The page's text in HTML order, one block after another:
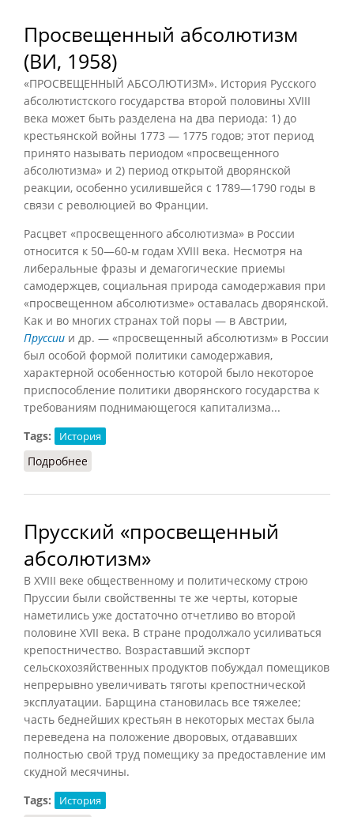
Просвещенный абсолютизм
(ВИ, 1958)
«ПРОСВЕЩЕННЫЙ АБСОЛЮТИЗМ». История Русского
абсолютистского государства второй половины XVIII
века может быть разделена на два периода: 1) до
крестьянской войны 1773 — 1775 годов; этот период
принято называть периодом «просвещенного
абсолютизма» и 2) период открытой дворянской
реакции, особенно усилившейся с 1789—1790 годы в
связи с революцией во Франции.
Расцвет «просвещенного абсолютизма» в России
относится к 50—60-м годам XVIII века. Несмотря на
либеральные фразы и демагогические приемы
самодержцев, социальная природа самодержавия при
«просвещенном абсолютизме» оставалась дворянской.
Как и во многих странах той поры — в Австрии,
Пруссии и др. — «просвещенный абсолютизм» в России
был особой формой политики самодержавия,
характерной особенностью которой было некоторое
приспособление политики дворянского государства к
требованиям поднимающегося капитализма...
Tags:
История
Подробнее
Прусский «просвещенный
абсолютизм»
В XVIII веке общественному и политическому строю
Пруссии были свойственны те же черты, которые
наметились уже достаточно отчетливо во второй
половине XVII века. В стране продолжало усиливаться
крепостничество. Возраставший экспорт
сельскохозяйственных продуктов побуждал помещиков
непрерывно увеличивать тяготы крепостнической
эксплуатации. Барщина становилась все тяжелее;
часть беднейших крестьян в некоторых местах была
переведена на положение дворовых, отдававших
полностью свой труд помещику за предоставление им
скудной месячины.
Tags:
История